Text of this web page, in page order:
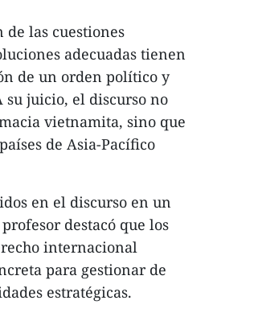
las cuestiones
adecuadas tienen
de un orden político y
juicio, el discurso no
vietnamita, sino que
de Asia-Pacífico
en el discurso en un
destacó que los
internacional
para gestionar de
estratégicas.